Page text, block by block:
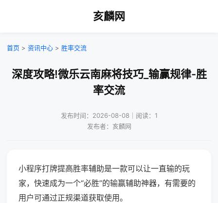
亥麟网
首页 > 资讯中心 > 胜率交流
深度攻略!微乐云南麻将技巧_输赢规律-胜
率交流
发布时间：2026-08-08｜阅读：1
发布者：亥麟网
小程序打牌提高胜率辅助是一款可以让一直输的玩
家，快速成为一个“必胜”的输赢辅助神器，有需要的
用户可通过正规渠道获取使用。